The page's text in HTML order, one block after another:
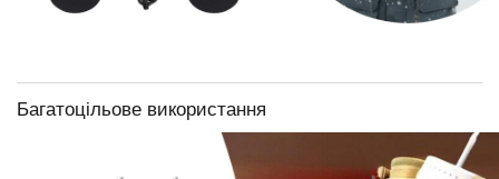
Багатоцільове використання